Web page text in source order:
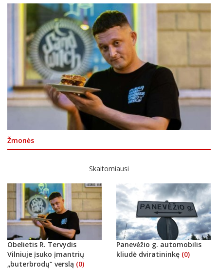
Žmonės
Skaitomiausi
Obelietis R. Tervydis
Vilniuje įsuko įmantrių
„buterbrodų“ verslą (0)
Panevėžio g. automobilis
kliudė dviratininkę (0)